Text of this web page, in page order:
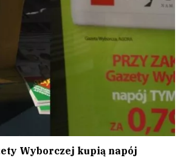
Wyborczej kupią napój